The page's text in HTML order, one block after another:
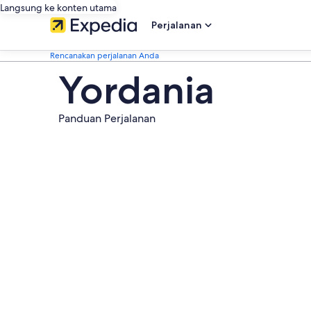
Langsung ke konten utama
Perjalanan
Rencanakan perjalanan Anda
Yordania
Panduan Perjalanan